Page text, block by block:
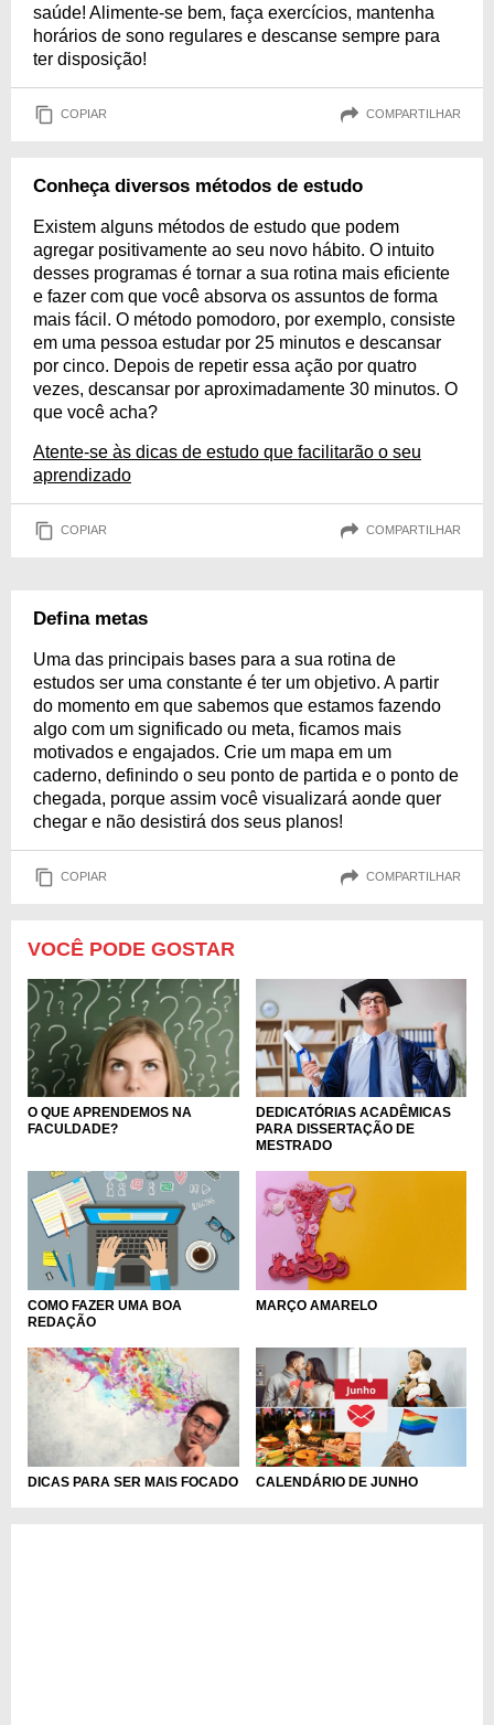
saúde! Alimente-se bem, faça exercícios, mantenha
horários de sono regulares e descanse sempre para
ter disposição!
COPIAR COMPARTILHAR
Conheça diversos métodos de estudo
Existem alguns métodos de estudo que podem
agregar positivamente ao seu novo hábito. O intuito
desses programas é tornar a sua rotina mais eficiente
e fazer com que você absorva os assuntos de forma
mais fácil. O método pomodoro, por exemplo, consiste
em uma pessoa estudar por 25 minutos e descansar
por cinco. Depois de repetir essa ação por quatro
vezes, descansar por aproximadamente 30 minutos. O
que você acha?
Atente-se às dicas de estudo que facilitarão o seu
aprendizado
COPIAR COMPARTILHAR
Defina metas
Uma das principais bases para a sua rotina de
estudos ser uma constante é ter um objetivo. A partir
do momento em que sabemos que estamos fazendo
algo com um significado ou meta, ficamos mais
motivados e engajados. Crie um mapa em um
caderno, definindo o seu ponto de partida e o ponto de
chegada, porque assim você visualizará aonde quer
chegar e não desistirá dos seus planos!
COPIAR COMPARTILHAR
VOCÊ PODE GOSTAR
O QUE APRENDEMOS NA
FACULDADE?
DEDICATÓRIAS ACADÊMICAS
PARA DISSERTAÇÃO DE
MESTRADO
COMO FAZER UMA BOA
REDAÇÃO
MARÇO AMARELO
DICAS PARA SER MAIS FOCADO CALENDÁRIO DE JUNHO